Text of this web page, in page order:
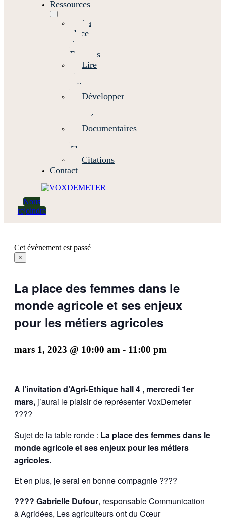
Ressources
La
place
des
Femmes
Lire
et
relire
Développer
compétences
Documentaires
et
films
Citations
Contact
Nous
rejoindre
Cet évènement est passé
×
La place des femmes dans le
monde agricole et ses enjeux
pour les métiers agricoles
mars 1, 2023 @ 10:00 am - 11:00 pm
A l’invitation d’Agri-Ethique hall 4 , mercredi 1er
mars, j’aurai le plaisir de représenter VoxDemeter
????
Sujet de la table ronde : La place des femmes dans le
monde agricole et ses enjeux pour les métiers
agricoles.
Et en plus, je serai en bonne compagnie ????
???? Gabrielle Dufour, responsable Communication
à Agridées, Les agriculteurs ont du Cœur